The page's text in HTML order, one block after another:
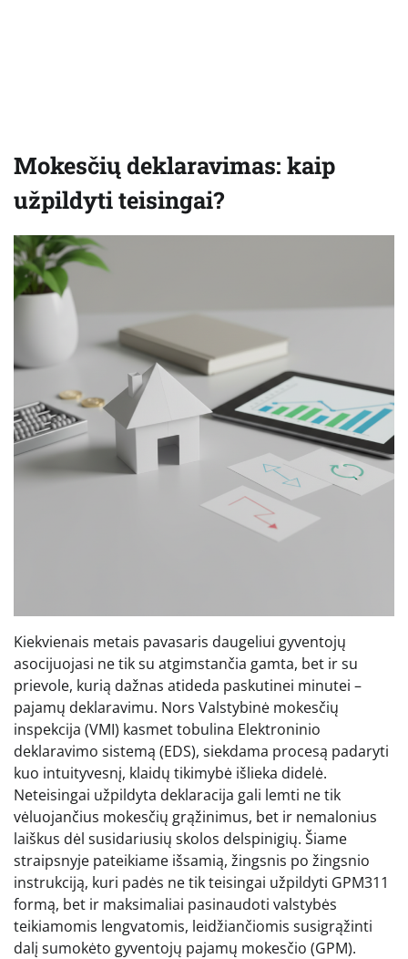
Mokesčių deklaravimas: kaip
užpildyti teisingai?
Kiekvienais metais pavasaris daugeliui gyventojų
asocijuojasi ne tik su atgimstančia gamta, bet ir su
prievole, kurią dažnas atideda paskutinei minutei –
pajamų deklaravimu. Nors Valstybinė mokesčių
inspekcija (VMI) kasmet tobulina Elektroninio
deklaravimo sistemą (EDS), siekdama procesą padaryti
kuo intuityvesnį, klaidų tikimybė išlieka didelė.
Neteisingai užpildyta deklaracija gali lemti ne tik
vėluojančius mokesčių grąžinimus, bet ir nemalonius
laiškus dėl susidariusių skolos delspinigių. Šiame
straipsnyje pateikiame išsamią, žingsnis po žingsnio
instrukciją, kuri padės ne tik teisingai užpildyti GPM311
formą, bet ir maksimaliai pasinaudoti valstybės
teikiamomis lengvatomis, leidžiančiomis susigrąžinti
dalį sumokėto gyventojų pajamų mokesčio (GPM).